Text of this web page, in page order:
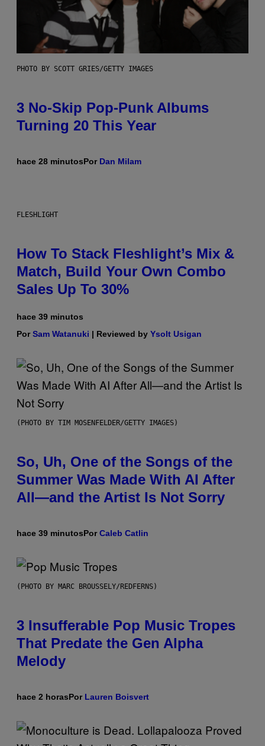
PHOTO BY SCOTT GRIES/GETTY IMAGES
3 No-Skip Pop-Punk Albums
Turning 20 This Year
hace 28 minutosPor Dan Milam
FLESHLIGHT
How To Stack Fleshlight’s Mix &
Match, Build Your Own Combo
Sales Up To 30%
hace 39 minutos
PorSam Watanuki | Reviewed by Ysolt Usigan
(PHOTO BY TIM MOSENFELDER/GETTY IMAGES)
So, Uh, One of the Songs of the
Summer Was Made With AI After
All—and the Artist Is Not Sorry
hace 39 minutosPorCaleb Catlin
(PHOTO BY MARC BROUSSELY/REDFERNS)
3 Insufferable Pop Music Tropes
That Predate the Gen Alpha
Melody
hace 2 horasPor Lauren Boisvert